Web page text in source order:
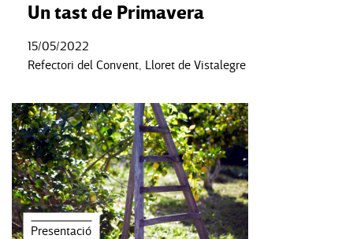
Un tast de Primavera
15/05/2022
Refectori del Convent, Lloret de Vistalegre
Presentació